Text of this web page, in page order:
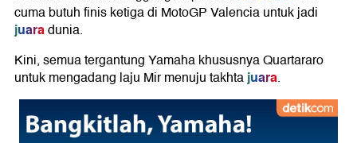
cuma butuh finis ketiga di MotoGP Valencia untuk jadi
juaradunia.
Kini, semua tergantung Yamaha khususnya Quartararo
untuk mengadang laju Mir menuju takhtajuara.